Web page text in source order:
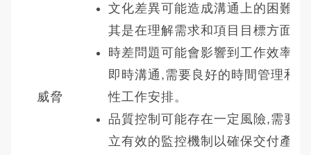
威脅
文化差異可能造成溝通上的困難,尤
其是在理解需求和項目目標方面。
時差問題可能會影響到工作效率和
即時溝通,需要良好的時間管理和彈
性工作安排。
品質控制可能存在一定風險,需要建
立有效的監控機制以確保交付產品